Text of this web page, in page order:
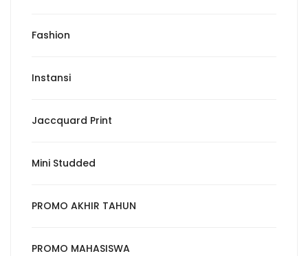
Fashion
Instansi
Jaccquard Print
Mini Studded
PROMO AKHIR TAHUN
PROMO MAHASISWA